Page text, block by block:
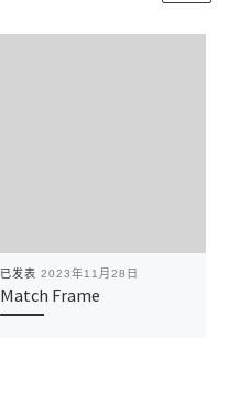
已发表 2023年11月28日
Match Frame